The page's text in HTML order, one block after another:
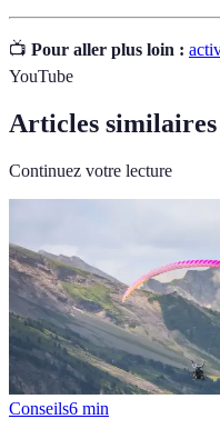
📺 Pour aller plus loin :
YouTube
Articles similaires
Continuez votre lecture
Conseils6 min